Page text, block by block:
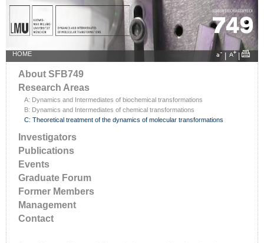
HOME
About SFB749
Research Areas
A: Dynamics and Intermediates of biochemical transformations
B: Dynamics and Intermediates of chemical transformations
C: Theoretical treatment of the dynamics of molecular transformations
Investigators
Publications
Events
Graduate Forum
Former Members
Management
Contact